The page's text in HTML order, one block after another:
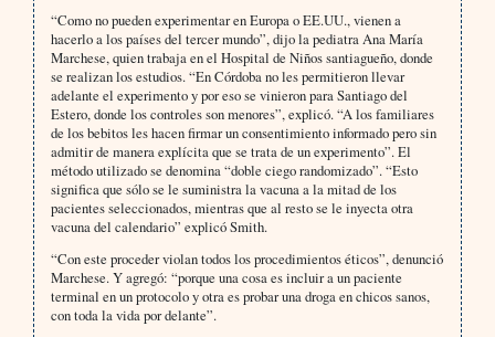
“Como no pueden experimentar en Europa o EE.UU., vienen a
hacerlo a los países del tercer mundo”, dijo la pediatra Ana María
Marchese, quien trabaja en el Hospital de Niños santiagueño, donde
se realizan los estudios. “En Córdoba no les permitieron llevar
adelante el experimento y por eso se vinieron para Santiago del
Estero, donde los controles son menores”, explicó. “A los familiares
de los bebitos les hacen firmar un consentimiento informado pero sin
admitir de manera explícita que se trata de un experimento”. El
método utilizado se denomina “doble ciego randomizado”. “Esto
significa que sólo se le suministra la vacuna a la mitad de los
pacientes seleccionados, mientras que al resto se le inyecta otra
vacuna del calendario” explicó Smith.
“Con este proceder violan todos los procedimientos éticos”, denunció
Marchese. Y agregó: “porque una cosa es incluir a un paciente
terminal en un protocolo y otra es probar una droga en chicos sanos,
con toda la vida por delante”.